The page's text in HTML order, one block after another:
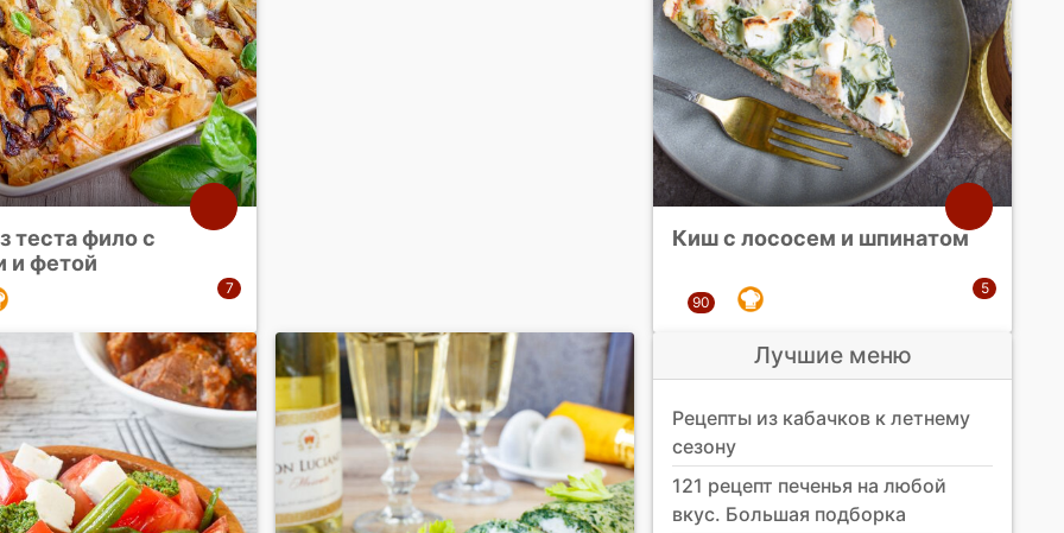
теста фило с
и фетой
Киш с лососем и шпинатом
Лучшие меню
Рецепты из кабачков к летнему
сезону
121 рецепт печенья на любой
вкус. Большая подборка